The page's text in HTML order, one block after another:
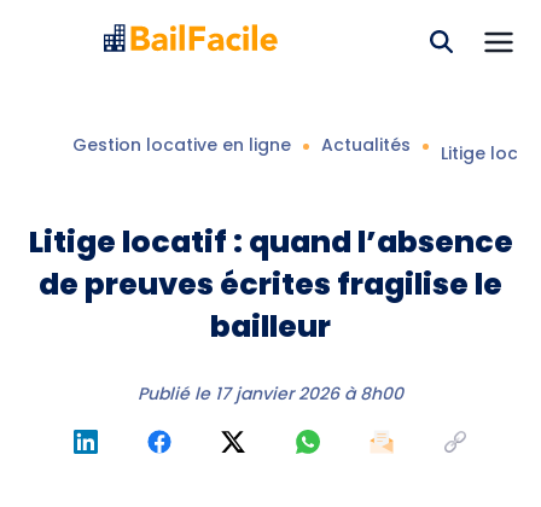
Gestion locative en ligne Actualités Litige
Litige locatif : quand l’absence
de preuves écrites fragilise le
bailleur
Publié le 17 janvier 2026 à 8h00